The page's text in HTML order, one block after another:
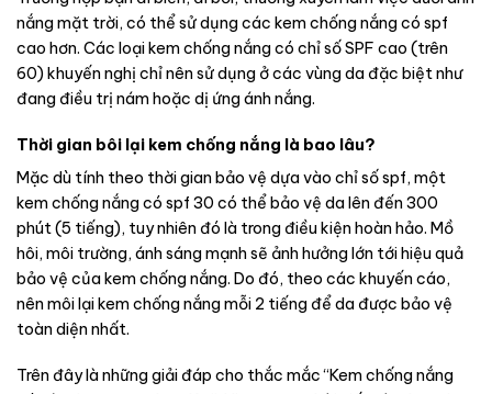
nắng mặt trời, có thể sử dụng các kem chống nắng có spf
cao hơn. Các loại kem chống nắng có chỉ số SPF cao (trên
60) khuyến nghị chỉ nên sử dụng ở các vùng da đặc biệt như
đang điều trị nám hoặc dị ứng ánh nắng.
Thời gian bôi lại kem chống nắng là bao lâu?
Mặc dù tính theo thời gian bảo vệ dựa vào chỉ số spf, một
kem chống nắng có spf 30 có thể bảo vệ da lên đến 300
phút (5 tiếng), tuy nhiên đó là trong điều kiện hoàn hảo. Mồ
hôi, môi trường, ánh sáng mạnh sẽ ảnh hưởng lớn tới hiệu quả
bảo vệ của kem chống nắng. Do đó, theo các khuyến cáo,
nên môi lại kem chống nắng mỗi 2 tiếng để da được bảo vệ
toàn diện nhất.
Trên đây là những giải đáp cho thắc mắc “Kem chống nắng